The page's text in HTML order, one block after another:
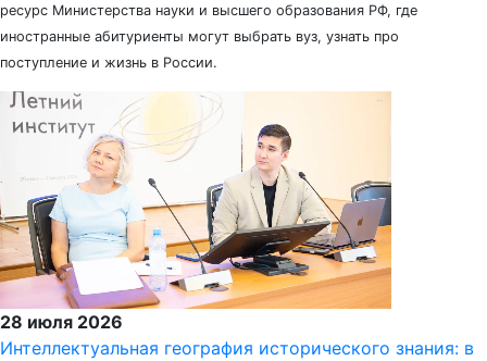
ресурс Министерства науки и высшего образования РФ, где
иностранные абитуриенты могут выбрать вуз, узнать про
поступление и жизнь в России.
28 июля 2026
Интеллектуальная география исторического знания: в